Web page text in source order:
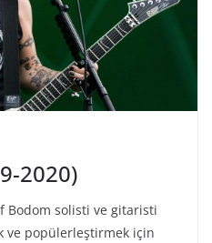
2020)
Bodom solisti ve gitaristi
ve popülerleştirmek için